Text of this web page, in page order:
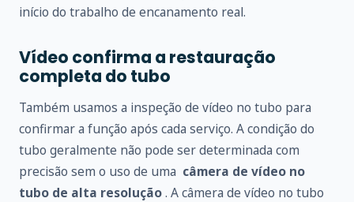
início do trabalho de encanamento real.
Vídeo confirma a restauração
completa do tubo
Também usamos a inspeção de vídeo no tubo para
confirmar a função após cada serviço. A condição do
tubo geralmente não pode ser determinada com
precisão sem o uso de uma câmera de vídeo no
tubo de alta resolução. A câmera de vídeo no tubo